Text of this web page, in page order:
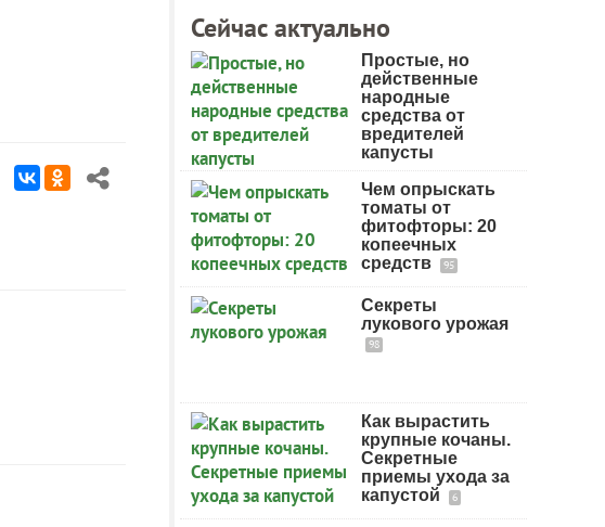
Сейчас актуально
Простые, но
действенные
народные
средства от
вредителей
капусты
Чем опрыскать
томаты от
фитофторы: 20
копеечных
средств
95
Секреты
лукового урожая
98
Как вырастить
крупные кочаны.
Секретные
приемы ухода за
капустой
6